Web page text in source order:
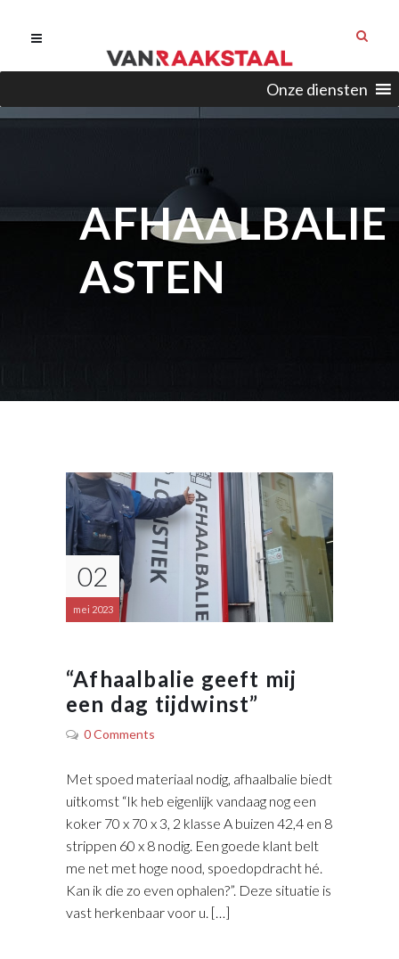
Onze diensten
AFHAALBALIE
ASTEN
02
mei 2023
“Afhaalbalie geeft mij
een dag tijdwinst”
0 Comments
Met spoed materiaal nodig, afhaalbalie biedt
uitkomst “Ik heb eigenlijk vandaag nog een
koker 70 x 70 x 3, 2 klasse A buizen 42,4 en 8
strippen 60 x 8 nodig. Een goede klant belt
me net met hoge nood, spoedopdracht hé.
Kan ik die zo even ophalen?”. Deze situatie is
vast herkenbaar voor u. […]